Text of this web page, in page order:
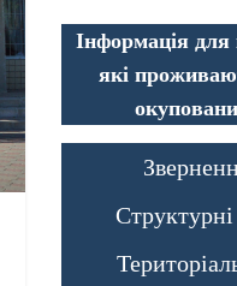
Інформація
які
Структурні